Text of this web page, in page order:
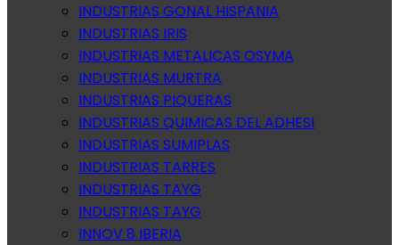
INDUSTRIAS GONAL HISPANIA
INDUSTRIAS IRIS
INDUSTRIAS METALICAS OSYMA
INDUSTRIAS MURTRA
INDUSTRIAS PIQUERAS
INDUSTRIAS QUIMICAS DEL ADHESI
INDUSTRIAS SUMIPLAS
INDUSTRIAS TARRES
INDUSTRIAS TAYG
INDUSTRIAS TAYG
INNOV 8 IBERIA